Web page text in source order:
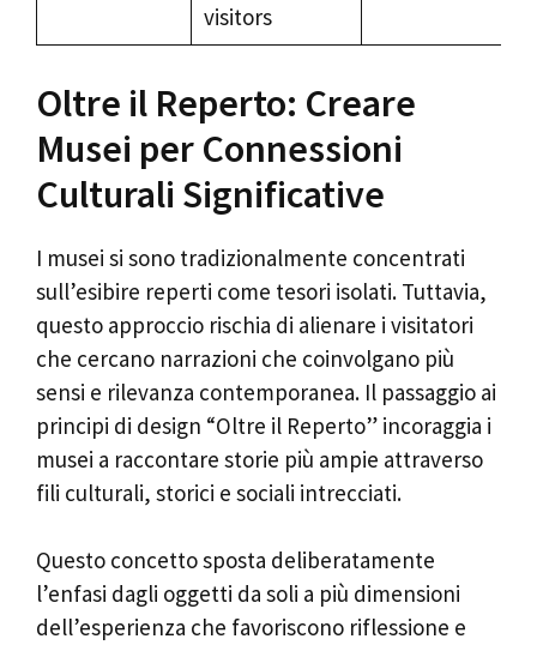
visitors
Oltre il Reperto: Creare
Musei per Connessioni
Culturali Significative
I musei si sono tradizionalmente concentrati
sull’esibire reperti come tesori isolati. Tuttavia,
questo approccio rischia di alienare i visitatori
che cercano narrazioni che coinvolgano più
sensi e rilevanza contemporanea. Il passaggio ai
principi di design “Oltre il Reperto” incoraggia i
musei a raccontare storie più ampie attraverso
fili culturali, storici e sociali intrecciati.
Questo concetto sposta deliberatamente
l’enfasi dagli oggetti da soli a più dimensioni
dell’esperienza che favoriscono riflessione e